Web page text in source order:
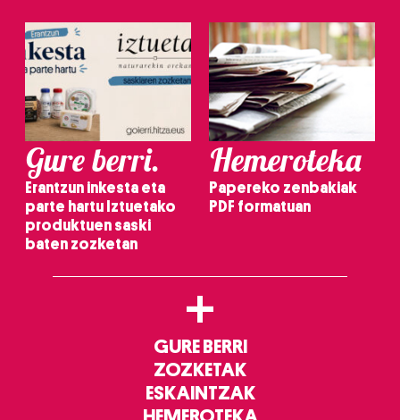
Gure berri.
Erantzun inkesta eta
parte hartu Iztuetako
produktuen saski
baten zozketan
Hemeroteka
Papereko zenbakiak
PDF formatuan
+
GURE BERRI
ZOZKETAK
ESKAINTZAK